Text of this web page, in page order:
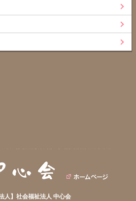
人】社会福祉法人 中心会